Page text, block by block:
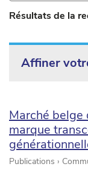
Résultats de la
Affiner
Marché belge
marque
Publications ›